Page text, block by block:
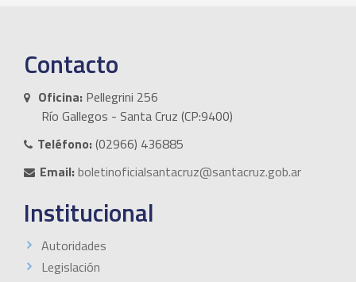
Contacto
Oficina: Pellegrini 256
Río Gallegos - Santa Cruz (CP:9400)
Teléfono:(02966) 436885
Email:boletinoficialsantacruz@santacruz.gob.ar
Institucional
Autoridades
Legislación